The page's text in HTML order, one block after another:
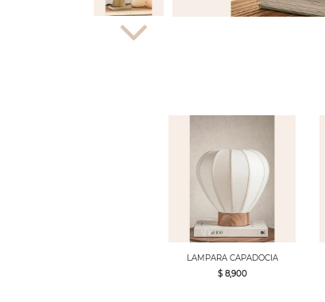
LAMPARA CAPADOCIA
$ 8,900